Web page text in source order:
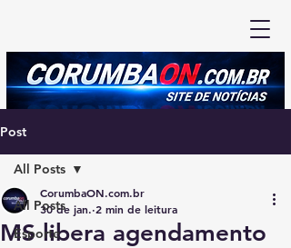
Post
All Posts
Esporte
All Posts
MS libera agendamento
CorumbaON.com.br
30 de jan. 2 min de leitura